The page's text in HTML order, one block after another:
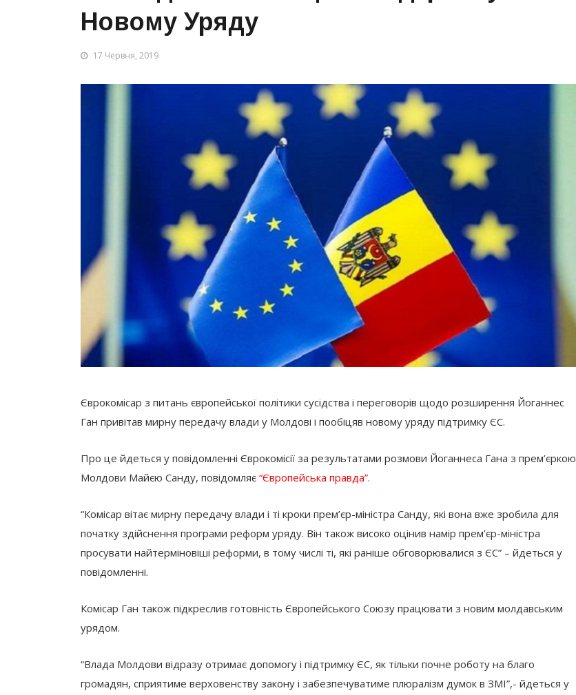
Новому Уряду
17 Червня, 2019
Єврокомісар з питань європейської політики сусідства і переговорів щодо розширення Йоганнес
Ган привітав мирну передачу влади у Молдові і пообіцяв новому уряду підтримку ЄС.
Про це йдеться у повідомленні Єврокомісії за результатами розмови Йоганнеса Гана з прем’єркою
Молдови Майєю Санду, повідомляє “Європейська правда”.
“Комісар вітає мирну передачу влади і ті кроки прем’єр-міністра Санду, які вона вже зробила для
початку здійснення програми реформ уряду. Він також високо оцінив намір прем’єр-міністра
просувати найтерміновіші реформи, в тому числі ті, які раніше обговорювалися з ЄС” – йдеться у
повідомленні.
Комісар Ган також підкреслив готовність Європейського Союзу працювати з новим молдавським
урядом.
“Влада Молдови відразу отримає допомогу і підтримку ЄС, як тільки почне роботу на благо
громадян, сприятиме верховенству закону і забезпечуватиме плюралізм думок в ЗМІ”,- йдеться у